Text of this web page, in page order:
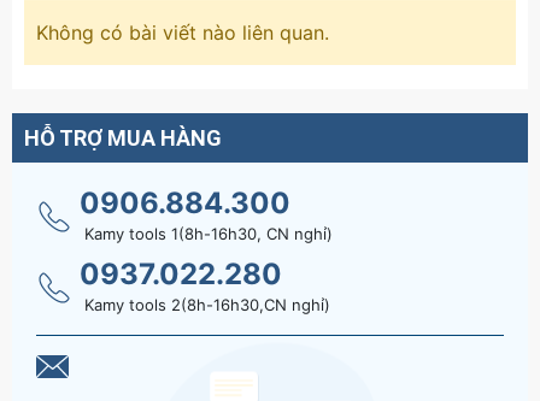
Không có bài viết nào liên quan.
HỖ TRỢ MUA HÀNG
0906.884.300
Kamy tools 1(8h-16h30, CN nghỉ)
0937.022.280
Kamy tools 2(8h-16h30,CN nghỉ)